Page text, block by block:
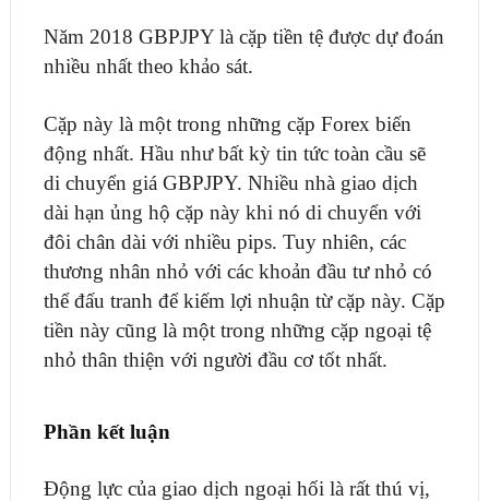
Năm 2018 GBPJPY là cặp tiền tệ được dự đoán
nhiều nhất theo khảo sát.
Cặp này là một trong những cặp Forex biến
động nhất. Hầu như bất kỳ tin tức toàn cầu sẽ
di chuyển giá GBPJPY. Nhiều nhà giao dịch
dài hạn ủng hộ cặp này khi nó di chuyển với
đôi chân dài với nhiều pips. Tuy nhiên, các
thương nhân nhỏ với các khoản đầu tư nhỏ có
thể đấu tranh để kiếm lợi nhuận từ cặp này. Cặp
tiền này cũng là một trong những cặp ngoại tệ
nhỏ thân thiện với người đầu cơ tốt nhất.
Phần kết luận
Động lực của giao dịch ngoại hối là rất thú vị,